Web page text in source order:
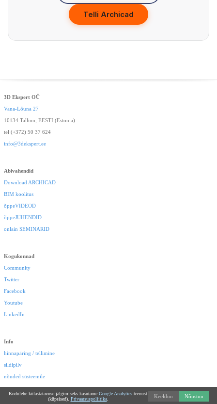
Telli Archicad
3D Ekspert OÜ
Vana-Lõuna 27
10134 Tallinn, EESTI (Estonia)
tel (+372) 50 37 624
info@3dekspert.ee
Abivahendid
Download ARCHICAD
BIM koolitus
õppeVIDEOD
õppeJUHENDID
onlain SEMINARID
Kogukonnad
Community
Twitter
Facebook
Youtube
LinkedIn
Info
hinnapäring / tellimine
sildipilv
nõuded süsteemile
Kodulehe külastatavuse jälgimiseks kasutame Google Analytics teenust
(küpsised). Privaatsuspoliitika. Keeldun Nõustun